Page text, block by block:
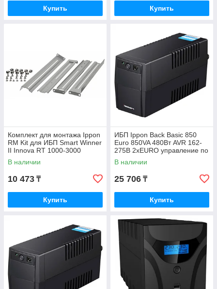
Купить Купить
Комплект для монтажа Ippon
RM Kit для ИБП Smart Winner
II Innova RT 1000-3000
650014
В наличии
10 473 ₸
Купить
ИБП Ippon Back Basic 850
Euro 850VA 480Вт AVR 162-
275В 2хEURO управление по
USB без комлекта кабелей
В наличии
25 706 ₸
Купить